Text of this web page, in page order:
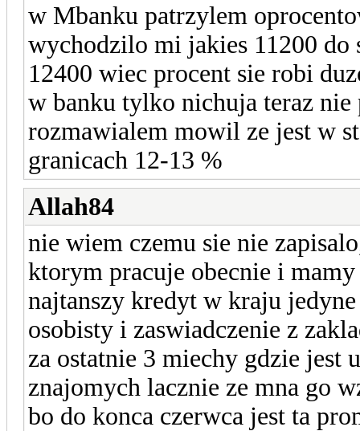
w Mbanku patrzylem
wychodzilo mi jakies 11200 do
12400 wiec procent sie robi
w banku tylko nichuja teraz
rozmawialem mowil ze jest w
granicach 12-13 %
Allah84
nie wiem czemu sie nie
ktorym pracuje obecnie i
najtanszy kredyt w kraju
osobisty i zaswiadczenie z
za ostatnie 3 miechy gdzie jest
znajomych lacznie ze mna go
bo do konca czerwca jest ta